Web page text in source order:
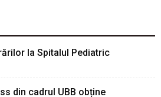
la Spitalul Pediatric
din cadrul UBB obține